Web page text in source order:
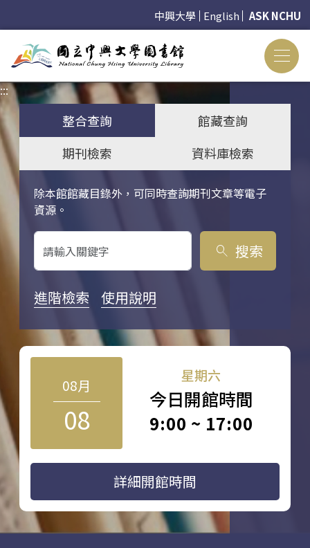
中興大學 English ASK NCHU
:::
整合查詢
館藏查詢
期刊檢索
資料庫檢索
除本館館藏目錄外，可同時查詢期刊文章等電子
資源。
關鍵字搜尋
search 搜索
進階檢索 使用說明
08月
08
星期六
今日開館時間
9:00 ~ 17:00
詳細開館時間